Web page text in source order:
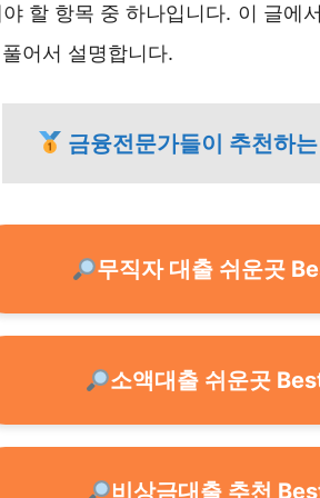
할 항목 중 하나입니다. 이 글에
어서 설명합니다.
금융전문가들이 추천하
무직자 대출 쉬운곳
소액대출 쉬운곳
비상금대출 추천